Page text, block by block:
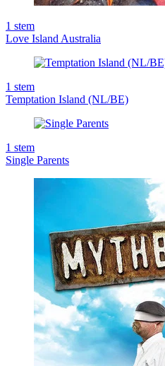
1 stem
Love Island Australia
1 stem
Temptation Island (NL/BE)
1 stem
Single Parents